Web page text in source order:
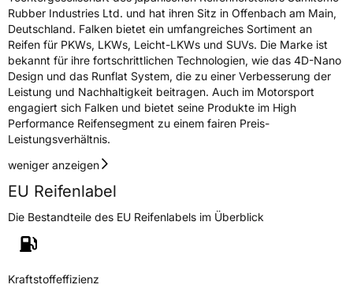
Rollgeräusch (Klasse) B
Rollgeräusch (dB)72
FahrzeugklasseC2
3PMSF / Schneeflockensymbol / Alpine-SymbolNein
EisgripNein
EPREL ID528804
Allgemeine Produktsicherheit (GPSR)
Rubber Industries Ltd. und hat ihren Sitz in Offenbach am Main,
Deutschland. Falken bietet ein umfangreiches Sortiment an
Reifen für PKWs, LKWs, Leicht-LKWs und SUVs. Die Marke ist
bekannt für ihre fortschrittlichen Technologien, wie das 4D-Nano
Design und das Runflat System, die zu einer Verbesserung der
Leistung und Nachhaltigkeit beitragen. Auch im Motorsport
engagiert sich Falken und bietet seine Produkte im High
Performance Reifensegment zu einem fairen Preis-
Leistungsverhältnis.
weniger anzeigen
EU Reifenlabel
Die Bestandteile des EU Reifenlabels im Überblick
Kraftstoffeffizienz